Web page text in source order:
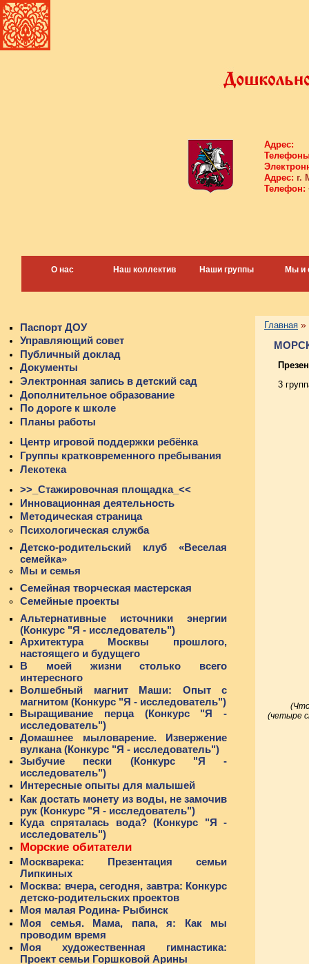
Адрес:
Адрес: г.
Телефон:
О нас Наш коллектив Наши группы Мы и
Паспорт ДОУ
Управляющий совет
Публичный доклад
Документы
Электронная запись в детский сад
Дополнительное образование
По дороге к школе
Планы работы
Центр игровой поддержки ребёнка
Группы кратковременного пребывания
Лекотека
>>_Стажировочная площадка_<<
Инновационная деятельность
Методическая страница
Психологическая служба
Детско-родительский клуб «Веселая
семейка»
Мы и семья
Семейная творческая мастерская
Семейные проекты
Альтернативные источники энергии
(Конкурс "Я - исследователь")
Архитектура Москвы прошлого,
настоящего и будущего
В моей жизни столько всего
интересного
Волшебный магнит Маши: Опыт с
магнитом (Конкурс "Я - исследователь")
Выращивание перца (Конкурс "Я -
исследователь")
Домашнее мыловарение. Извержение
вулкана (Конкурс "Я - исследователь")
Зыбучие пески (Конкурс "Я -
исследователь")
Интересные опыты для малышей
Как достать монету из воды, не замочив
рук (Конкурс "Я - исследователь")
Куда спряталась вода? (Конкурс "Я -
исследователь")
Морские обитатели
Москварека: Презентация семьи
Липкиных
Москва: вчера, сегодня, завтра: Конкурс
детско-родительских проектов
Моя малая Родина- Рыбинск
Моя семья. Мама, папа, я: Как мы
проводим время
Моя художественная гимнастика:
Проект семьи Горшковой Арины
Главная »
3
(четыре